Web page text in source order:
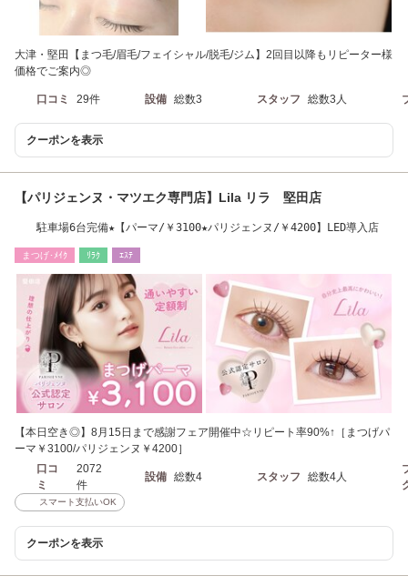
大津・堅田【まつ毛/眉毛/フェイシャル/脱毛/ジム】2回目以降もリピーター様
価格でご案内◎
口コミ 29件 設備 総数3 スタッフ 総数3人
クーポンを表示
【パリジェンヌ・マツエク専門店】Lila リラ 堅田店
駐車場6台完備★【パーマ/￥3100★パリジェンヌ/￥4200】LED導入店
まつげ･ﾒｲｸ ﾘﾗｸ ｴｽﾃ
【本日空き◎】8月15日まで感謝フェア開催中☆リピート率90%↑［まつげパ
ーマ￥3100/パリジェンヌ￥4200］
口コ
ミ
2072
件
設備 総数4 スタッフ 総数4人
スマート支払いOK
クーポンを表示